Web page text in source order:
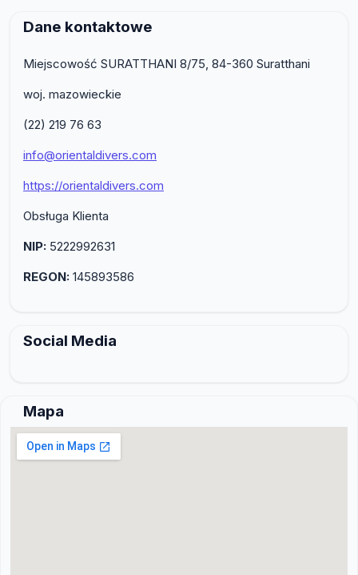
Dane kontaktowe
Miejscowość SURATTHANI 8/75, 84-360 Suratthani
woj. mazowieckie
(22) 219 76 63
info@orientaldivers.com
https://orientaldivers.com
Obsługa Klienta
NIP: 5222992631
REGON: 145893586
Social Media
Mapa